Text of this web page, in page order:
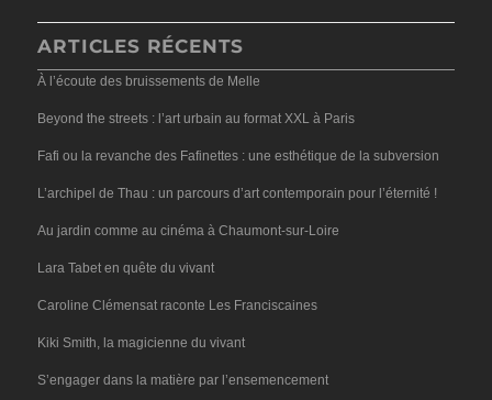
ARTICLES RÉCENTS
À l’écoute des bruissements de Melle
Beyond the streets : l’art urbain au format XXL à Paris
Fafi ou la revanche des Fafinettes : une esthétique de la subversion
L’archipel de Thau : un parcours d’art contemporain pour l’éternité !
Au jardin comme au cinéma à Chaumont-sur-Loire
Lara Tabet en quête du vivant
Caroline Clémensat raconte Les Franciscaines
Kiki Smith, la magicienne du vivant
S’engager dans la matière par l’ensemencement